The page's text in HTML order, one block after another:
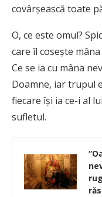
covârşească toate
O, ce este omul?
care îl coseşte
Ce se ia cu mâna
Doamne, iar trupul
fiecare îşi ia ce-i al
sufletul.